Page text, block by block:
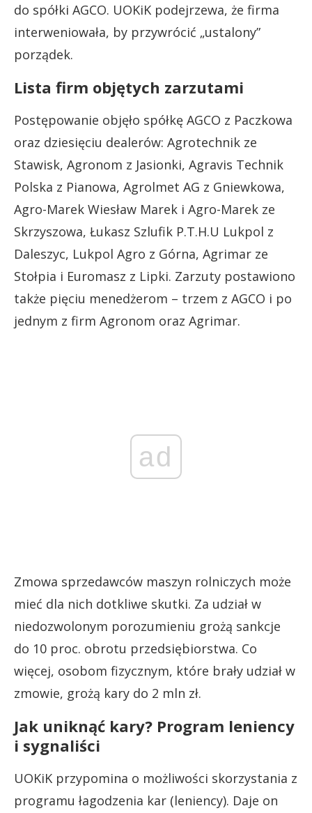
do spółki AGCO. UOKiK podejrzewa, że firma
interweniowała, by przywrócić „ustalony”
porządek.
Lista firm objętych zarzutami
Postępowanie objęło spółkę AGCO z Paczkowa
oraz dziesięciu dealerów: Agrotechnik ze
Stawisk, Agronom z Jasionki, Agravis Technik
Polska z Pianowa, Agrolmet AG z Gniewkowa,
Agro-Marek Wiesław Marek i Agro-Marek ze
Skrzyszowa, Łukasz Szlufik P.T.H.U Lukpol z
Daleszyc, Lukpol Agro z Górna, Agrimar ze
Stołpia i Euromasz z Lipki. Zarzuty postawiono
także pięciu menedżerom – trzem z AGCO i po
jednym z firm Agronom oraz Agrimar.
ad
Zmowa sprzedawców maszyn rolniczych może
mieć dla nich dotkliwe skutki. Za udział w
niedozwolonym porozumieniu grożą sankcje
do 10 proc. obrotu przedsiębiorstwa. Co
więcej, osobom fizycznym, które brały udział w
zmowie, grożą kary do 2 mln zł.
Jak uniknąć kary? Program leniency
i sygnaliści
UOKiK przypomina o możliwości skorzystania z
programu łagodzenia kar (leniency). Daje on